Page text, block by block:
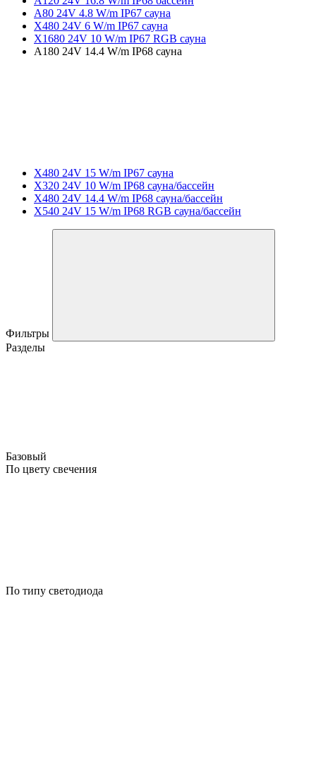
A80 24V 4.8 W/m IP67 сауна
X480 24V 6 W/m IP67 сауна
X1680 24V 10 W/m IP67 RGB сауна
A180 24V 14.4 W/m IP68 сауна
X480 24V 15 W/m IP67 сауна
X320 24V 10 W/m IP68 сауна/бассейн
X480 24V 14.4 W/m IP68 сауна/бассейн
X540 24V 15 W/m IP68 RGB сауна/бассейн
Фильтры
Разделы
Базовый
По цвету свечения
По типу светодиода